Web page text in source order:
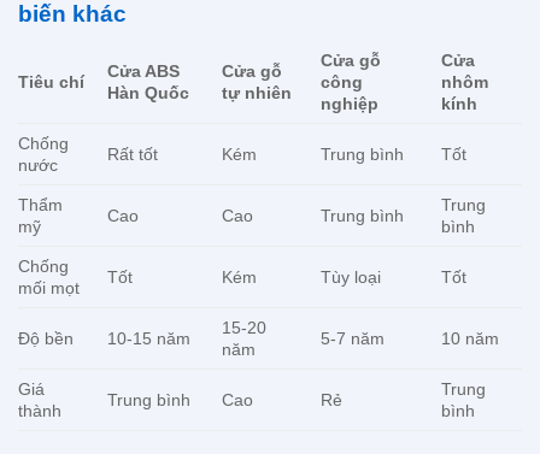
biến khác
Tiêu chí
Cửa ABS
Hàn Quốc
Cửa gỗ
tự nhiên
Cửa gỗ
công
nghiệp
Cửa
nhôm
kính
Chống
nước
Rất tốt Kém Trung bình Tốt
Thẩm
mỹ
Cao Cao Trung bình
Trung
bình
Chống
mối mọt
Tốt Kém Tùy loại Tốt
Độ bền 10-15 năm
15-20
năm
5-7 năm 10 năm
Giá
thành
Trung bình Cao Rẻ
Trung
bình